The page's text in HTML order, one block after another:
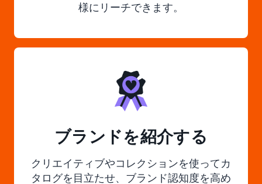
様にリーチできます。
ブランドを紹介する
クリエイティブやコレクションを使ってカ
タログを目立たせ、ブランド認知度を高め